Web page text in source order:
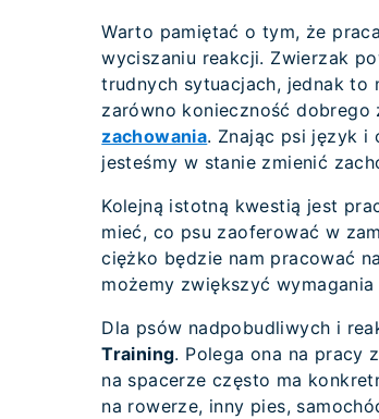
Warto pamiętać o tym, że
wyciszaniu reakcji. Zwierzak
trudnych sytuacjach, jednak
zarówno konieczność dobrego
zachowania. Znając psi język i
jesteśmy w stanie zmienić
Kolejną istotną kwestią jest
mieć, co psu zaoferować w
ciężko będzie nam pracować
możemy zwiększyć
Dla psów nadpobudliwych i
Training. Polega ona na pracy
na spacerze często ma
na rowerze, inny pies,